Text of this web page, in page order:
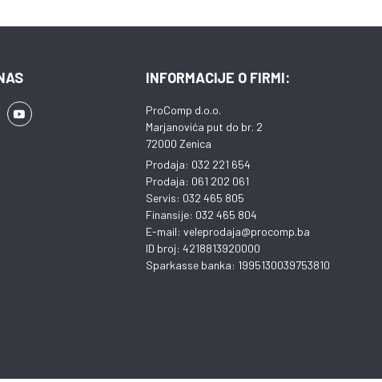
INFORMACIJE O FIRMI:
ProComp d.o.o.
Marjanovića put do br. 2
72000 Zenica
Prodaja: 032 221 654
Prodaja: 061 202 061
Servis: 032 465 805
Finansije: 032 465 804
E-mail: veleprodaja@procomp.ba
ID broj: 4218813920000
Sparkasse banka: 1995130039753810